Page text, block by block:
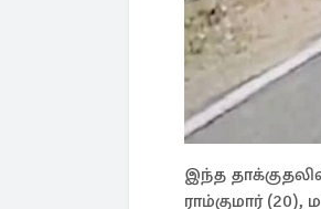
இந்த
ராம்குமார்